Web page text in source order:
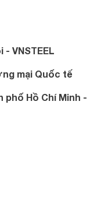
- VNSTEEL
mại Quốc tế
phố Hồ Chí Minh -